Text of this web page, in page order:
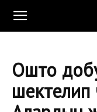
Ошто
шектелип